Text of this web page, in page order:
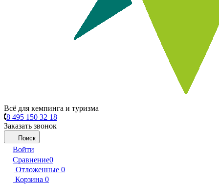
Всё для кемпинга и туризма
8 495 150 32 18
Заказать звонок
Поиск
Войти
Сравнение0
Отложенные 0
Корзина 0